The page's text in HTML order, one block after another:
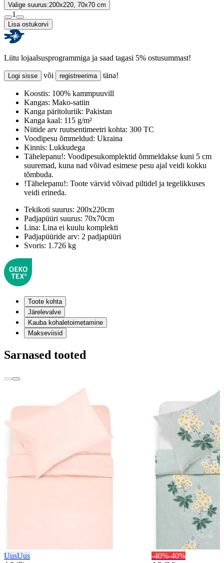
Valige suurus:200x220, 70x70 cm
1
Lisa ostukorvi
Liitu lojaalsusprogrammiga ja saad tagasi 5% ostusummast!
Logi sisse või registreerima täna!
Koostis: 100% kammpuuvill
Kangas: Mako-satiin
Kanga päritoluriik: Pakistan
Kanga kaal: 115 g/m²
Niitide arv ruutsentimeetri kohta: 300 TC
Voodipesu õmmeldud: Ukraina
Kinnis: Lukkudega
Tähelepanu!: Voodipesukomplektid õmmeldakse kuni 5 cm
suuremad, kuna nad võivad esimese pesu ajal veidi kokku
tõmbuda.
!Tähelepanu!: Toote värvid võivad piltidel ja tegelikkuses
veidi erineda.
Tekikoti suurus: 200x220cm
Padjapüüri suurus: 70x70cm
Lina: Lina ei kuulu komplekti
Padjapüüride arv: 2 padjapüüri
Svoris: 1.726 kg
Toote kohta
Järelevalve
Kauba kohaletoimetamine
Makseviisid
Sarnased tooted
UusUus
-40%-40%